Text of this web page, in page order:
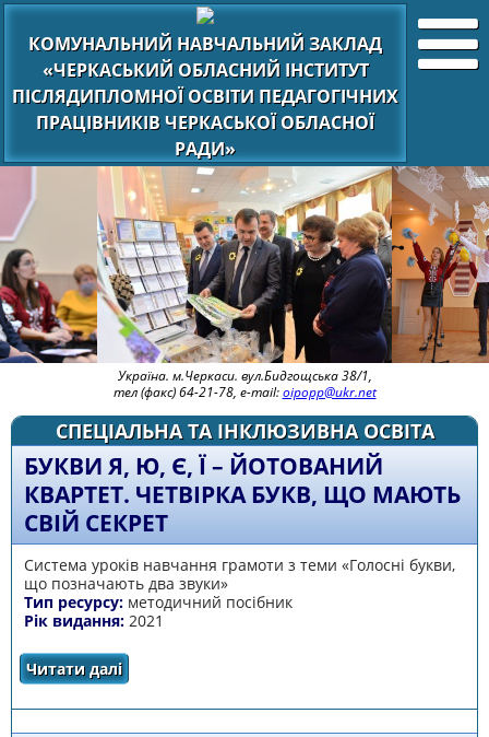
КОМУНАЛЬНИЙ НАВЧАЛЬНИЙ ЗАКЛАД
«ЧЕРКАСЬКИЙ ОБЛАСНИЙ ІНСТИТУТ
ПІСЛЯДИПЛОМНОЇ ОСВІТИ ПЕДАГОГІЧНИХ
ПРАЦІВНИКІВ ЧЕРКАСЬКОЇ ОБЛАСНОЇ
РАДИ»
Україна. м.Черкаси. вул.Бидгощська 38/1,
тел (факс) 64-21-78, e-mail:oipopp@ukr.net
СПЕЦІАЛЬНА ТА ІНКЛЮЗИВНА ОСВІТА
БУКВИ Я, Ю, Є, Ї – ЙОТОВАНИЙ
КВАРТЕТ. ЧЕТВІРКА БУКВ, ЩО МАЮТЬ
СВІЙ СЕКРЕТ
Система уроків навчання грамоти з теми «Голосні букви,
що позначають два звуки»
Тип ресурсу: методичний посібник
Рік видання: 2021
Читати далі